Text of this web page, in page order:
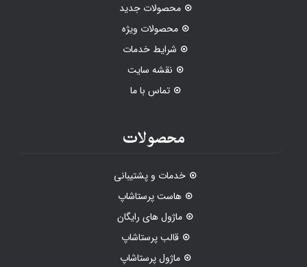
محصولات جدید
محصولات ویژه
شرایط خدمات
نقشه سایت
تماس با ما
محصولات
خدمات و پشتیبانی
هاست پرستاشاپ
ماژول های رایگان
قالب پرستاشاپ
ماژول پرستاشاپ